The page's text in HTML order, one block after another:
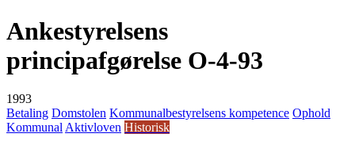
Ankestyrelsens
principafgørelse O-4-93
1993
Betaling Domstolen Kommunalbestyrelsens kompetence Ophold
Kommunal Aktivloven Historisk